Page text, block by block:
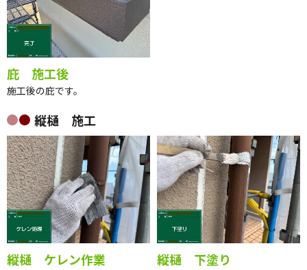
庇 施工後
施工後の庇です。
縦樋 施工
縦樋 ケレン作業 縦樋 下塗り